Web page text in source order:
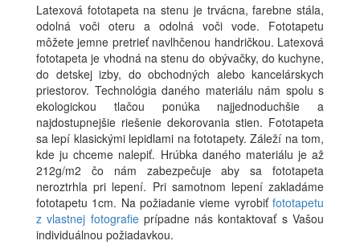
Latexová fototapeta na stenu je trvácna, farebne stála,
odolná voči oteru a odolná voči vode. Fototapetu
môžete jemne pretrieť navlhčenou handričkou. Latexová
fototapeta je vhodná na stenu do obývačky, do kuchyne,
do detskej izby, do obchodných alebo kancelárskych
priestorov. Technológia daného materiálu nám spolu s
ekologickou tlačou ponúka najjednoduchšie a
najdostupnejšie riešenie dekorovania stien. Fototapeta
sa lepí klasickými lepidlami na fototapety. Záleží na tom,
kde ju chceme nalepiť. Hrúbka daného materiálu je až
212g/m2 čo nám zabezpečuje aby sa fototapeta
neroztrhla pri lepení. Pri samotnom lepení zakladáme
fototapetu 1cm. Na požiadanie vieme vyrobiť fototapetu
z vlastnej fotografieprípadne nás kontaktovať s Vašou
individuálnou požiadavkou.